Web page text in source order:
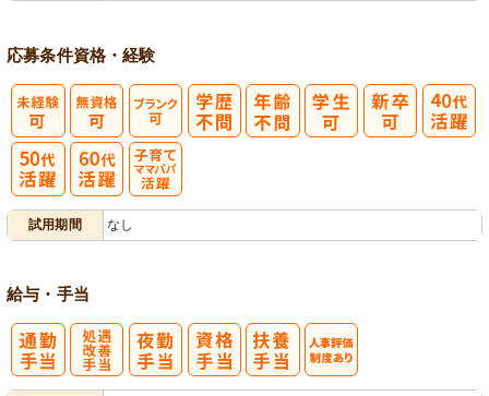
応募条件資格・経験
試用期間 なし
給与・手当